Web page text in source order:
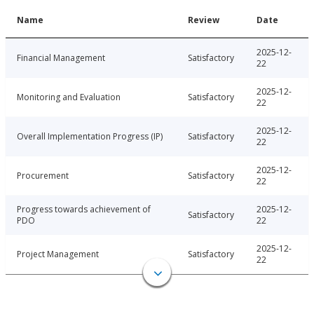
Name Review Date
Financial Management Satisfactory
2025-12-
22
Monitoring and Evaluation Satisfactory
2025-12-
22
Overall Implementation Progress (IP) Satisfactory
2025-12-
22
Procurement Satisfactory
2025-12-
22
Progress towards achievement of
PDO
Satisfactory
2025-12-
22
Project Management Satisfactory
2025-12-
22